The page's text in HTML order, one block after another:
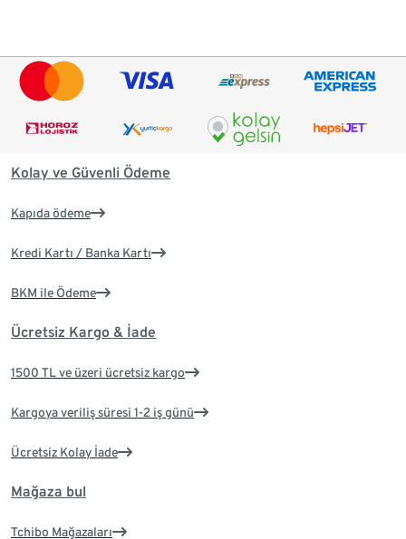
Kolay ve Güvenli Ödeme
Kapıda ödeme
Kredi Kartı / Banka Kartı
BKM ile Ödeme
Ücretsiz Kargo & İade
1500 TL ve üzeri ücretsiz kargo
Kargoya veriliş süresi 1-2 iş günü
Ücretsiz Kolay İade
Mağaza bul
Tchibo Mağazaları